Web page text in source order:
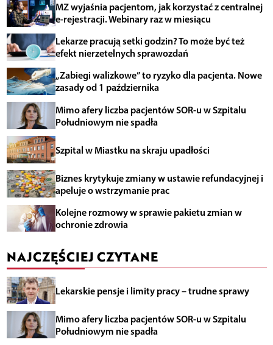
MZ wyjaśnia pacjentom, jak korzystać z centralnej
e-rejestracji. Webinary raz w miesiącu
Lekarze pracują setki godzin? To może być też
efekt nierzetelnych sprawozdań
„Zabiegi walizkowe” to ryzyko dla pacjenta. Nowe
zasady od 1 października
Mimo afery liczba pacjentów SOR-u w Szpitalu
Południowym nie spadła
Szpital w Miastku na skraju upadłości
Biznes krytykuje zmiany w ustawie refundacyjnej i
apeluje o wstrzymanie prac
Kolejne rozmowy w sprawie pakietu zmian w
ochronie zdrowia
NAJCZĘŚCIEJ CZYTANE
Lekarskie pensje i limity pracy – trudne sprawy
Mimo afery liczba pacjentów SOR-u w Szpitalu
Południowym nie spadła